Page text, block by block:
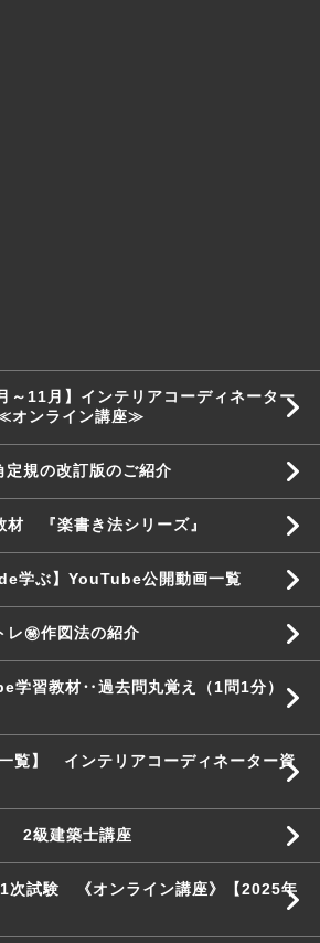
11月】インテリアコーディネーター
オンライン講座≫
規の改訂版のご紹介
『楽書き法シリーズ』
学ぶ】YouTube公開動画一覧
㊙作図法の紹介
学習教材‥過去問丸覚え（1問1分）
】 インテリアコーディネーター資
2級建築士講座
次試験 《オンライン講座》【2025年